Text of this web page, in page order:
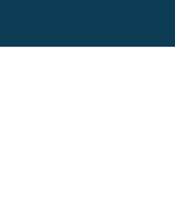
r